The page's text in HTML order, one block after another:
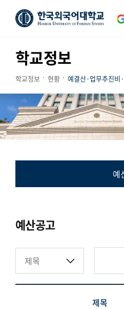
학교정보
학교정보 현황 예결산·업무추진비
예
예산공고
제목